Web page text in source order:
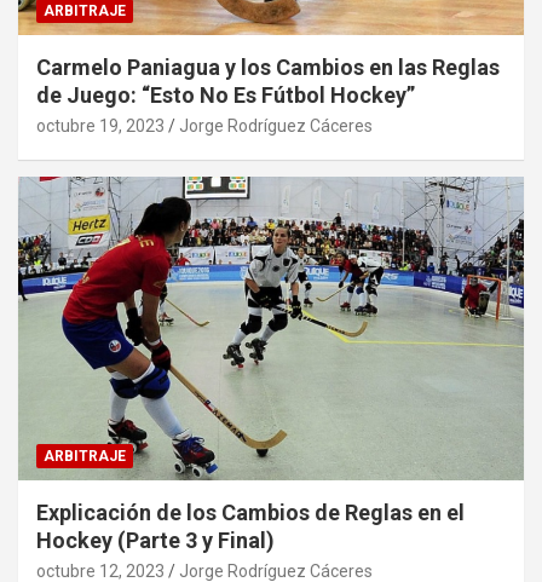
ARBITRAJE
Carmelo Paniagua y los Cambios en las Reglas
de Juego: “Esto No Es Fútbol Hockey”
octubre 19, 2023 Jorge Rodríguez Cáceres
ARBITRAJE
Explicación de los Cambios de Reglas en el
Hockey (Parte 3 y Final)
octubre 12, 2023 Jorge Rodríguez Cáceres